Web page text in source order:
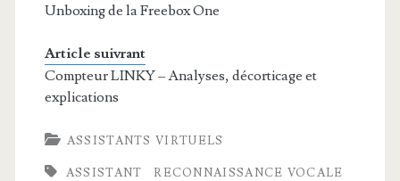
Unboxing de la Freebox One
Article suivrant
Compteur LINKY – Analyses, décorticage et
explications
ASSISTANTS VIRTUELS
ASSISTANT
RECONNAISSANCE VOCALE